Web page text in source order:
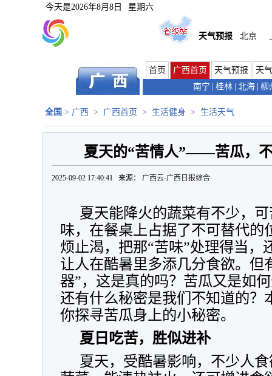
今天是2026年8月8日 星期六
天气预报 北京
首页 广西首页 天气预报
天
南宁
桂林 北海 柳
全国 > 广西 > 广西首页 > 生活健身 > 生活天气
夏天的“苦情人”——苦瓜，
2025-09-02 17:40:41 来源： 广西云-广西日报综合
夏天能降火的蔬菜有不少，
味，在餐桌上占据了不可替代的
烦止渴，把那“苦味”处理得当，
让人在酷暑里多添几分食欲。但
器”，这是真的吗？苦瓜又是如
还有什么秘密是我们不知道的？
你探寻苦瓜身上的小秘密。
夏日吃苦，胜似进补
夏天，受酷暑影响，不少人